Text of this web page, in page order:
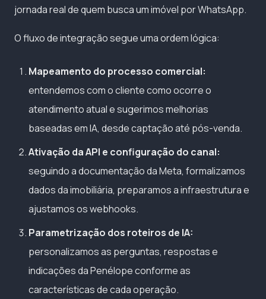
jornada real de quem busca um imóvel por WhatsApp.
O fluxo de integração segue uma ordem lógica:
Mapeamento do processo comercial:
entendemos com o cliente como ocorre o
atendimento atual e sugerimos melhorias
baseadas em IA, desde captação até pós-venda.
Ativação da API e configuração do canal:
seguindo a documentação da Meta, formalizamos
dados da imobiliária, preparamos a infraestrutura e
ajustamos os webhooks.
Parametrização dos roteiros de IA:
personalizamos as perguntas, respostas e
indicações da Penélope conforme as
características de cada operação.